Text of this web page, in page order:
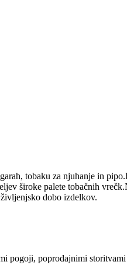
tobaku za njuhanje in
široke palete tobačnih
dobo izdelkov.
poprodajnimi